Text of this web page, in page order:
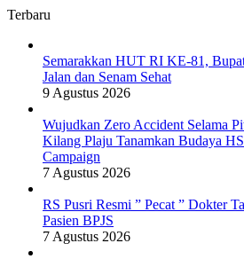
Lewat
Transformasi
Digital
Terbaru
Semarakkan HUT RI KE-81,
Jalan dan Senam Sehat
9 Agustus 2026
Wujudkan Zero Accident Selama
Kilang Plaju Tanamkan Budaya
Campaign
7 Agustus 2026
RS Pusri Resmi ” Pecat ” Dokter
Pasien BPJS
7 Agustus 2026